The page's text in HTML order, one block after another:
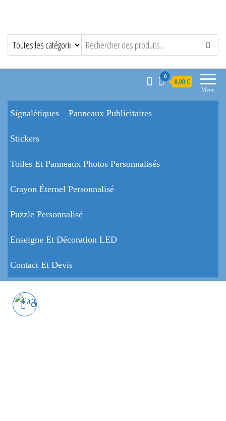
Menu
0
0,00 €
Signalétiques – Panneaux Publicitaires
Stickers
Toiles Et Panneaux Photos Personnalisés
Crayon Éternel Personnalisé
Puzzle Personnalisé
Enseigne Et Décoration LED
Contact Et Devis
CADRE PHOTO PVC EXPANSÉ